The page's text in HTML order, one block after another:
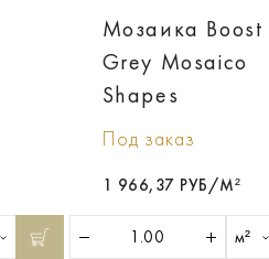
Мозаика Boost
Grey Mosaico
Shapes
Под заказ
1 966,37 РУБ/М²
м²